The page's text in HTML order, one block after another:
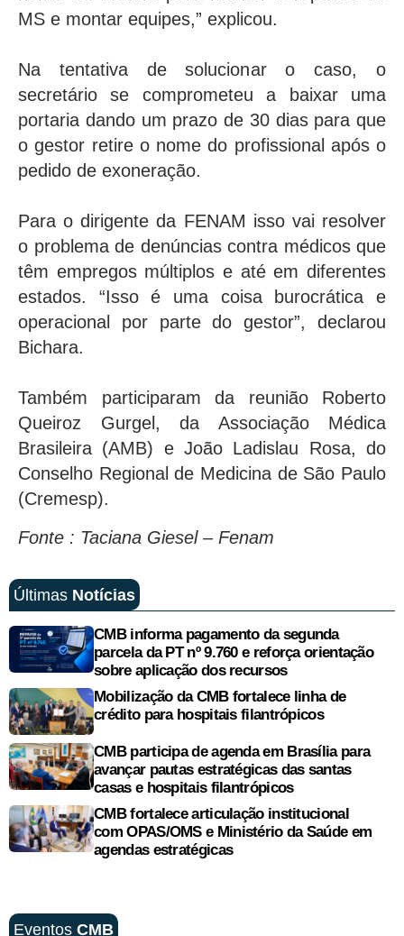
MS e montar equipes,” explicou.
Na tentativa de solucionar o caso, o
secretário se comprometeu a baixar uma
portaria dando um prazo de 30 dias para que
o gestor retire o nome do profissional após o
pedido de exoneração.
Para o dirigente da FENAM isso vai resolver
o problema de denúncias contra médicos que
têm empregos múltiplos e até em diferentes
estados. “Isso é uma coisa burocrática e
operacional por parte do gestor”, declarou
Bichara.
Também participaram da reunião Roberto
Queiroz Gurgel, da Associação Médica
Brasileira (AMB) e João Ladislau Rosa, do
Conselho Regional de Medicina de São Paulo
(Cremesp).
Fonte : Taciana Giesel – Fenam
Últimas Notícias
CMB informa pagamento da segunda
parcela da PT nº 9.760 e reforça orientação
sobre aplicação dos recursos
Mobilização da CMB fortalece linha de
crédito para hospitais filantrópicos
CMB participa de agenda em Brasília para
avançar pautas estratégicas das santas
casas e hospitais filantrópicos
CMB fortalece articulação institucional
com OPAS/OMS e Ministério da Saúde em
agendas estratégicas
Eventos CMB